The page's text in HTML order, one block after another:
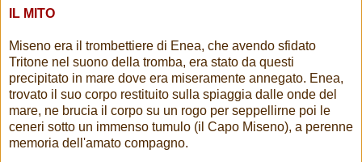
IL MITO
Miseno era il trombettiere di Enea, che avendo sfidato
Tritone nel suono della tromba, era stato da questi
precipitato in mare dove era miseramente annegato. Enea,
trovato il suo corpo restituito sulla spiaggia dalle onde del
mare, ne brucia il corpo su un rogo per seppellirne poi le
ceneri sotto un immenso tumulo (il Capo Miseno), a perenne
memoria dell'amato compagno.